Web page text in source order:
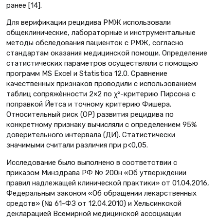
ранее [14].
Для верификации рецидива РМЖ использовали
общеклинические, лабораторные и инструментальные
методы обследования пациенток с РМЖ, согласно
стандартам оказания медицинской помощи. Определение
статистических параметров осуществляли с помощью
программ MS Excel и Statistica 12.0. Сравнение
качественных признаков проводили с использованием
таблиц сопряжѐнности 2×2 по χ²-критерию Пирсона с
поправкой Йетса и точному критерию Фишера.
Относительный риск (ОР) развития рецидива по
конкретному признаку вычисляли с определением 95%
доверительного интервала (ДИ). Статистически
значимыми считали различия при p<0,05.
Исследование было выполнено в соответствии с
приказом Минздрава РФ № 200н «Об утверждении
правил надлежащей клинической практики» от 01.04.2016,
Федеральным законом «Об обращении лекарственных
средств» (№ 61-ФЗ от 12.04.2010) и Хельсинкской
декларацией Всемирной медицинской ассоциации